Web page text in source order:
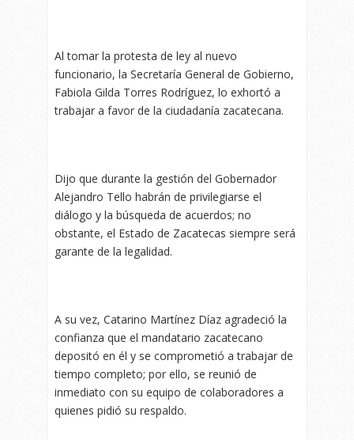
Al tomar la protesta de ley al nuevo
funcionario, la Secretaría General de Gobierno,
Fabiola Gilda Torres Rodríguez, lo exhortó a
trabajar a favor de la ciudadanía zacatecana.
Dijo que durante la gestión del Gobernador
Alejandro Tello habrán de privilegiarse el
diálogo y la búsqueda de acuerdos; no
obstante, el Estado de Zacatecas siempre será
garante de la legalidad.
A su vez, Catarino Martínez Díaz agradeció la
confianza que el mandatario zacatecano
depositó en él y se comprometió a trabajar de
tiempo completo; por ello, se reunió de
inmediato con su equipo de colaboradores a
quienes pidió su respaldo.